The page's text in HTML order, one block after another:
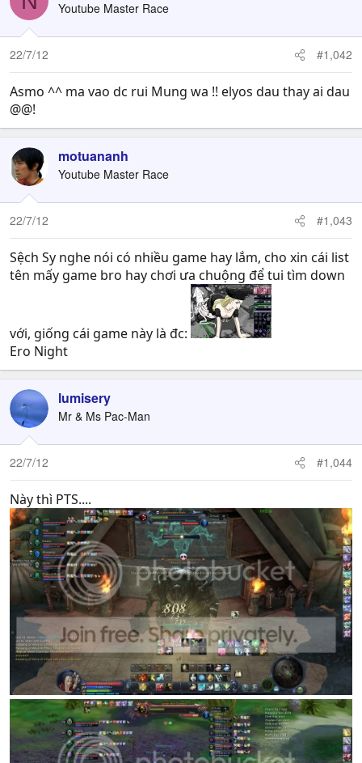
Youtube Master Race
22/7/12 #1,042
Asmo ^^ ma vao dc rui Mung wa !! elyos dau thay ai dau
@@!
motuananh
Youtube Master Race
22/7/12 #1,043
Sệch Sy nghe nói có nhiều game hay lắm, cho xin cái list
tên mấy game bro hay chơi ưa chuộng để tui tìm down
với, giống cái game này là đc:
Ero Night
lumisery
Mr & Ms Pac-Man
22/7/12 #1,044
Này thì PTS....